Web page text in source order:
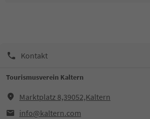
Kontakt
Tourismusverein Kaltern
Marktplatz 8,39052,Kaltern
info@kaltern.com